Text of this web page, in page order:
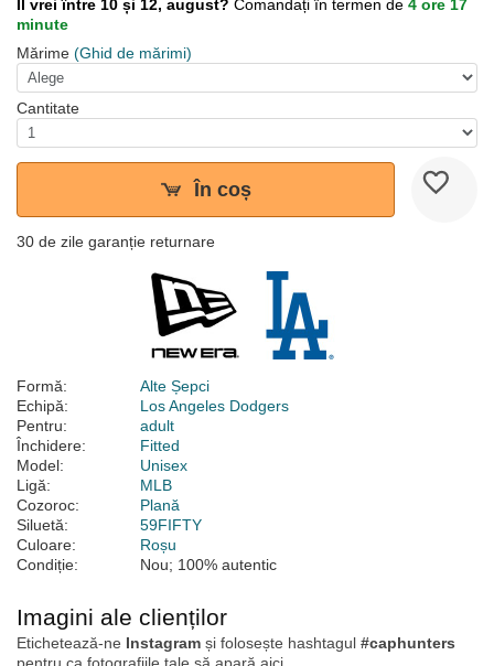
Îl vrei între 10 și 12, august? Comandați în termen de 4 ore 17
minute
Mărime (Ghid de mărimi)
Cantitate
În coș
30 de zile garanție returnare
Formă:
Alte Șepci
Echipă:
Los Angeles Dodgers
Pentru:
adult
Închidere:
Fitted
Model:
Unisex
Ligă:
MLB
Cozoroc:
Plană
Siluetă:
59FIFTY
Culoare:
Roșu
Condiție:
Nou; 100% autentic
Imagini ale clienților
Etichetează-ne Instagram și folosește hashtagul #caphunters